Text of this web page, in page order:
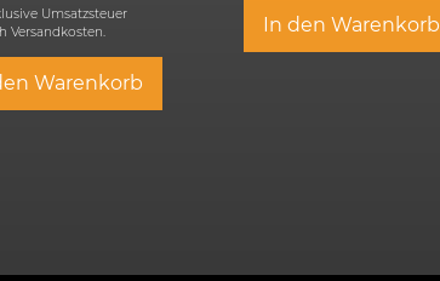
Umsatzsteuer
Versandkosten.
Warenkorb
In den Warenkorb